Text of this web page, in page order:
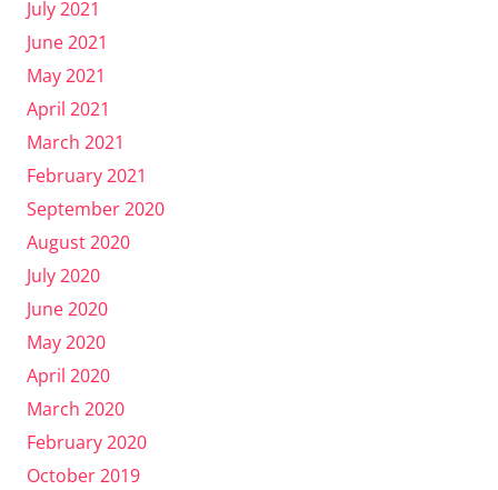
July 2021
June 2021
May 2021
April 2021
March 2021
February 2021
September 2020
August 2020
July 2020
June 2020
May 2020
April 2020
March 2020
February 2020
October 2019